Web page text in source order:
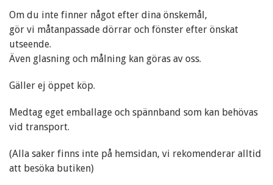
Om du inte finner något efter dina önskemål,
gör vi måtanpassade dörrar och fönster efter önskat
utseende.
Även glasning och målning kan göras av oss.
Gäller ej öppet köp.
Medtag eget emballage och spännband som kan behövas
vid transport.
(Alla saker finns inte på hemsidan, vi rekomenderar alltid
att besöka butiken)